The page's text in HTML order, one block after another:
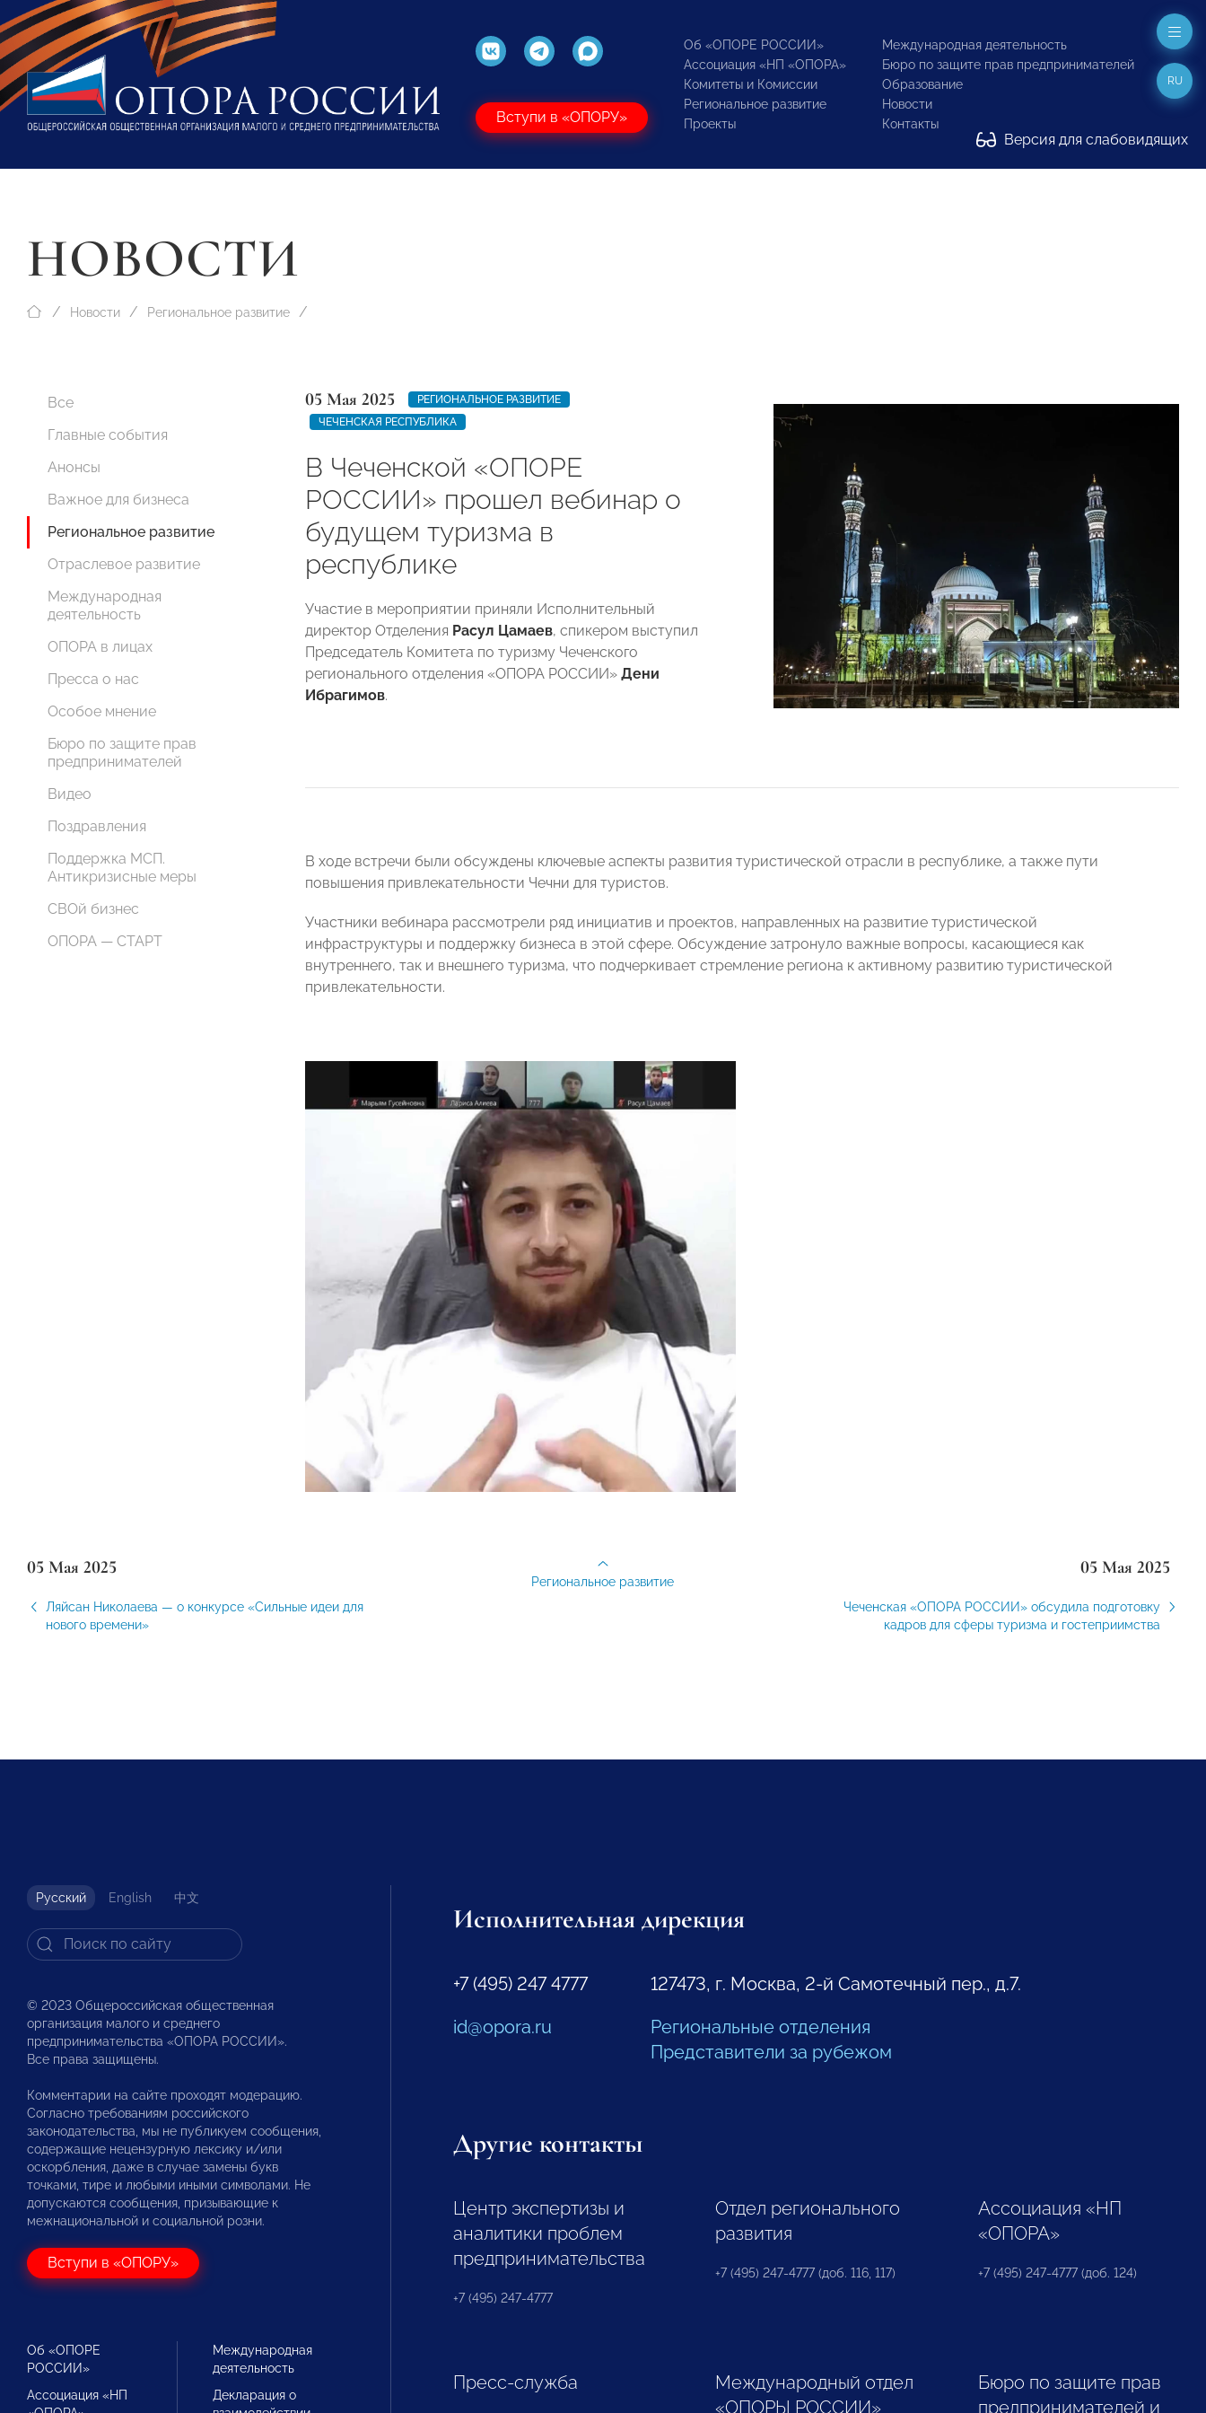
Вступи в «ОПОРУ»
Об «ОПОРЕ РОССИИ»
Ассоциация «НП «ОПОРА»
Комитеты и Комиссии
Региональное развитие
Проекты
Международная деятельность
Бюро по защите прав предпринимателей
Образование
Новости
Контакты
Версия для слабовидящих
RU
НОВОСТИ
Новости Региональное развитие
Все
Главные события
Анонсы
Важное для бизнеса
Региональное развитие
Отраслевое развитие
Международная
деятельность
ОПОРА в лицах
Пресса о нас
Особое мнение
Бюро по защите прав
предпринимателей
Видео
Поздравления
Поддержка МСП.
Антикризисные меры
СВОй бизнес
ОПОРА — СТАРТ
05 Мая 2025
РЕГИОНАЛЬНОЕ РАЗВИТИЕ
ЧЕЧЕНСКАЯ РЕСПУБЛИКА
В Чеченской «ОПОРЕ
РОССИИ» прошел вебинар о
будущем туризма в
республике
Участие в мероприятии приняли Исполнительный
директор Отделения Расул Цамаев, спикером выступил
Председатель Комитета по туризму Чеченского
регионального отделения «ОПОРА РОССИИ» Дени
Ибрагимов.
В ходе встречи были обсуждены ключевые аспекты развития туристической отрасли в республике, а также пути
повышения привлекательности Чечни для туристов.
Участники вебинара рассмотрели ряд инициатив и проектов, направленных на развитие туристической
инфраструктуры и поддержку бизнеса в этой сфере. Обсуждение затронуло важные вопросы, касающиеся как
внутреннего, так и внешнего туризма, что подчеркивает стремление региона к активному развитию туристической
привлекательности.
05 Мая 2025
Ляйсан Николаева — о конкурсе «Сильные идеи для
нового времени»
05 Мая 2025
Чеченская «ОПОРА РОССИИ» обсудила подготовку
кадров для сферы туризма и гостеприимства
Региональное развитие
Русский English 中文
© 2023 Общероссийская общественная
организация малого и среднего
предпринимательства «ОПОРА РОССИИ».
Все права защищены.
Комментарии на сайте проходят модерацию.
Согласно требованиям российского
законодательства, мы не публикуем сообщения,
содержащие нецензурную лексику и/или
оскорбления, даже в случае замены букв
точками, тире и любыми иными символами. Не
допускаются сообщения, призывающие к
межнациональной и социальной розни.
Вступи в «ОПОРУ»
Об «ОПОРЕ
РОССИИ»
Ассоциация «НП
Международная
деятельность
Декларация о
Исполнительная дирекция
+7 (495) 247 4777
id@opora.ru
127473, г. Москва, 2-й Самотечный пер., д.7.
Региональные отделения
Представители за рубежом
Другие контакты
Центр экспертизы и
аналитики проблем
предпринимательства
+7 (495) 247-4777
Отдел регионального
развития
+7 (495) 247-4777 (доб. 116, 117)
Ассоциация «НП
«ОПОРА»
+7 (495) 247-4777 (доб. 124)
Пресс-служба
Международный отдел
«ОПОРЫ РОССИИ»
Бюро по защите прав
предпринимателей и